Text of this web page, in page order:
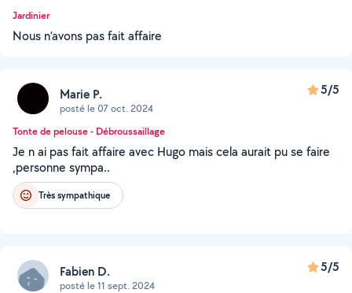
Jardinier
Nous n’avons pas fait affaire
Marie P.
posté le 07 oct. 2024
5/5
Tonte de pelouse - Débroussaillage
Je n ai pas fait affaire avec Hugo mais cela aurait pu se faire
,personne sympa..
Très sympathique
Fabien D.
posté le 11 sept. 2024
5/5